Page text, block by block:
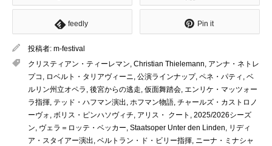
feedly Pin it
投稿者: m-festival
クリスティアン・ティーレマン, Christian Thielemann, アンナ・ネトレ
プコ , ロベルト・タリアヴィーニ, 公演ラインナップ, ペネ・パティ , ベ
ルリン州立オペラ , 後宮からの逃走, 仮面舞踏会, エンリケ・マッツォー
ラ指揮, テッド・ハフマン演出, ホフマン物語, チャールズ・カストロノ
ーヴォ , ボリス・ピンハソヴィチ, アリス・ クート , 2025/2026シーズ
ン, ヴェラ＝ロッテ・ベッカー, Staatsoper Unter den Linden, リディ
ア・スタイアー演出, ベルトラン・ド・ビリー指揮, ニーナ・ミナシャ